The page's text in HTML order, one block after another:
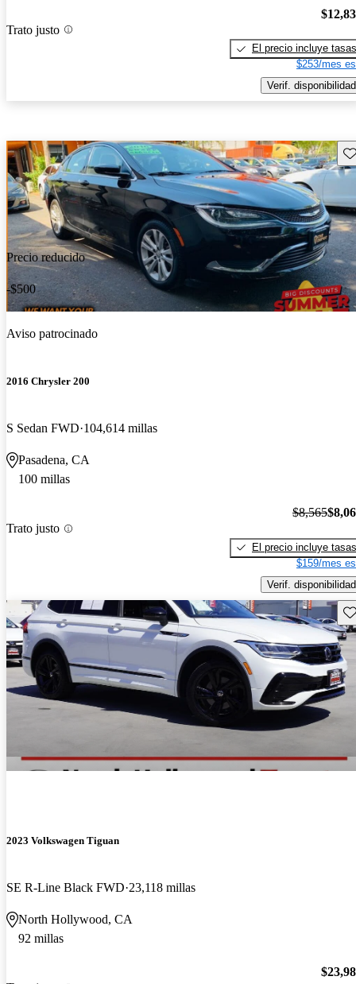
Trato justo
El precio incluye tasas
$253/mes
Verif. disponibilidad
Precio reducido
-$500
Aviso patrocinado
2016 Chrysler 200
S Sedan FWD 104,614 millas
Pasadena, CA
100 millas
Trato justo
$8,565
El precio incluye tasas
$159/mes
Verif. disponibilidad
2023 Volkswagen Tiguan
SE R-Line Black FWD 23,118 millas
North Hollywood, CA
92 millas